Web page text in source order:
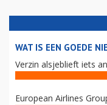
WAT IS EEN GOEDE
Verzin alsjeblieft iets
European Airlines